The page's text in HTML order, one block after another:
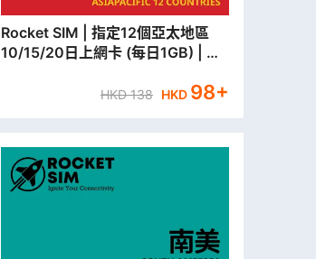
Rocket SIM | 指定12個亞太地區
10/15/20日上網卡 (每日1GB) | 旅
本地平郵寄出】HKD138 HKD 98+